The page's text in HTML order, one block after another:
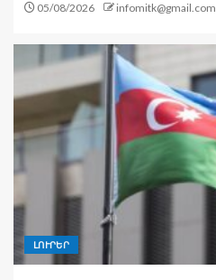
05/08/2026 infomitk@gmail.com
ԼՈՒՐԵՐ